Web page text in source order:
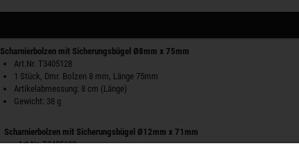
Scharnierbolzen mit Sicherungsbügel Ø8mm x 75mm
Art.Nr. T3405128
1 Stück, Dmr. Bolzen 8 mm, Länge 75mm
Artikelabmessung: 8 cm (Länge)
Gewicht: 38 g
Scharnierbolzen mit Sicherungsbügel Ø12mm x 71mm
Art.Nr. T3405190